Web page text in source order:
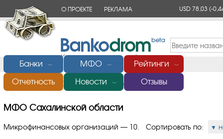
О ПРОЕКТЕ РЕКЛАМА USD 78,03(-
Банки ﹀ МФО ﹀ Рейтинги ﹀
Отчетность Новости ﹀ Отзывы
Главная/МФО Сахалинской области
МФО Сахалинской области
Микрофинансовых организаций — 10. Сортировать по: